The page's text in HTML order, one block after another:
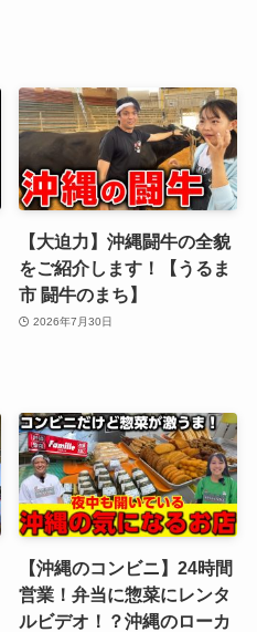
【大迫力】沖縄闘牛の全貌
をご紹介します！【うるま
市 闘牛のまち】
2026年7月30日
【沖縄のコンビニ】24時間
営業！弁当に惣菜にレンタ
ルビデオ！？沖縄のローカ